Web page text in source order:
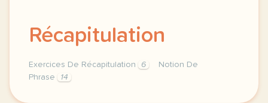
Récapitulation
Exercices De Récapitulation 6
Notion De
Phrase
14
notion de phrase materiel pour allophones